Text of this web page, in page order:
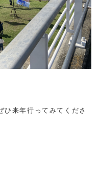
ひ来年行ってみてくださ